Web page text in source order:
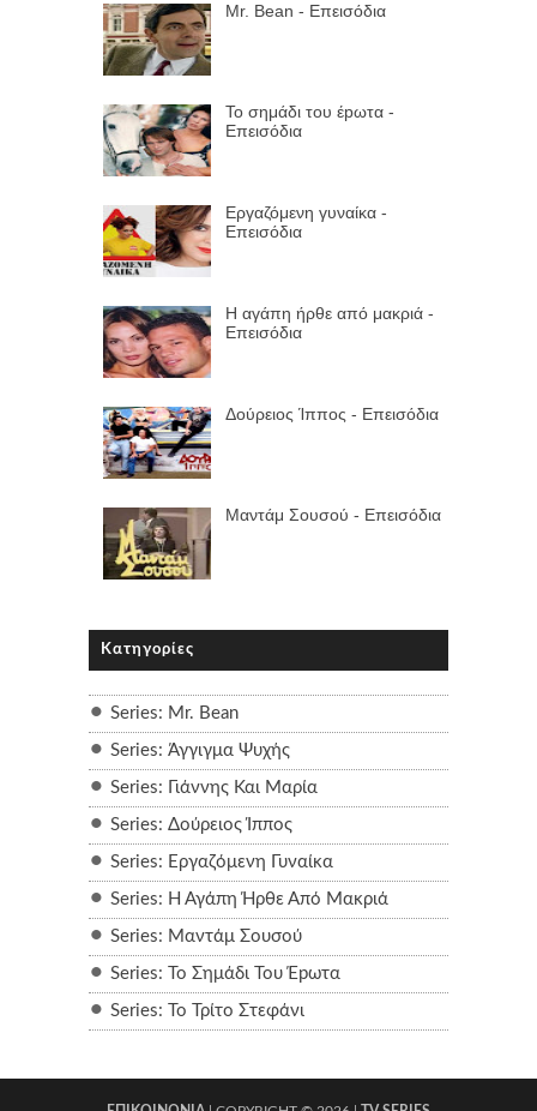
Mr. Bean - Επεισόδια
Το σημάδι του έpωτα -
Επεισόδια
Εργαζόμενη γυναίκα -
Επεισόδια
Η αγάπη ήρθε από μακριά -
Επεισόδια
Δούρειος Ίππος - Επεισόδια
Μαντάμ Σουσού - Επεισόδια
Κατηγορίες
Series: Mr. Bean
Series: Άγγιγμα Ψυχής
Series: Γιάννης Και Μαρία
Series: Δούρειος Ίππος
Series: Εργαζόμενη Γυναίκα
Series: Η Αγάπη Ήρθε Από Μακριά
Series: Μαντάμ Σουσού
Series: Το Σημάδι Του Έpωτα
Series: Το Τρίτο Στεφάνι